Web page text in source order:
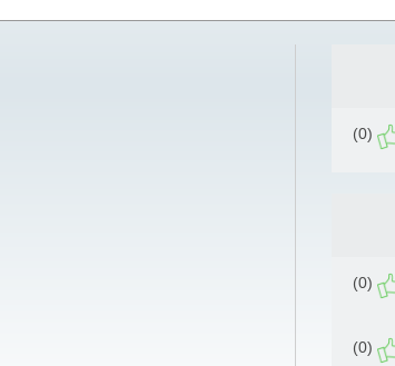
(0)
(0)
(0)